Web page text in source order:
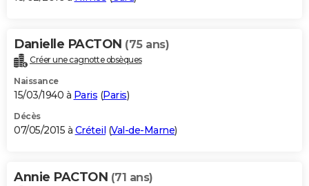
Danielle PACTON (75 ans)
Créer une cagnotte obsèques
Naissance
15/03/1940 à Paris (Paris)
Décès
07/05/2015 à Créteil (Val-de-Marne)
Annie PACTON (71 ans)